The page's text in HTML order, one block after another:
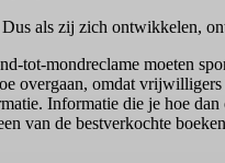
als zij zich ontwikkelen,
tot-mondreclame moeten
overgaan, omdat
Informatie die je hoe
van de bestverkochte